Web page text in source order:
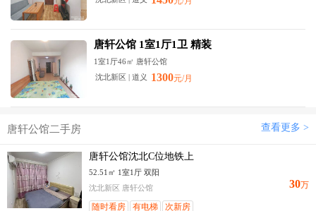
唐轩公馆 1室1厅1卫 精装
1室1厅46㎡ 唐轩公馆
沈北新区 | 道义
1300元/月
唐轩公馆二手房 查看更多 >
唐轩公馆沈北C位地铁上
52.51㎡ 1室1厅 双阳
沈北新区 唐轩公馆
30万
随时看房 有电梯 次新房